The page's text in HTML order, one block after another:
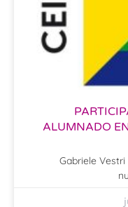
ALUMNADO
Gabriele